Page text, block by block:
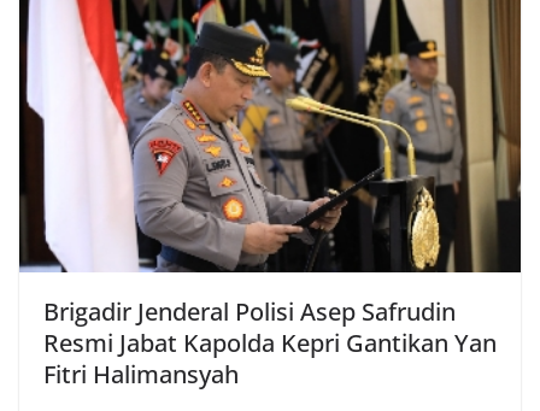
Brigadir Jenderal Polisi Asep Safrudin
Resmi Jabat Kapolda Kepri Gantikan Yan
Fitri Halimansyah